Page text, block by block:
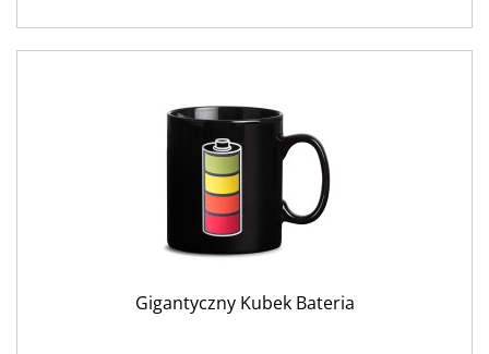
Gigantyczny Kubek Bateria